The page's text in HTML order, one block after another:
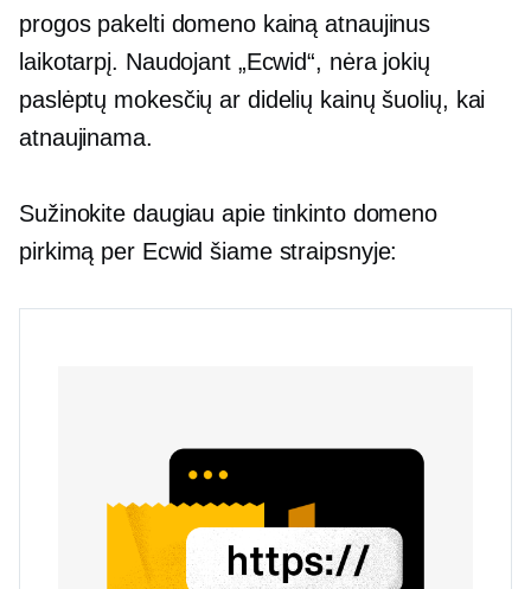
progos pakelti domeno kainą atnaujinus
laikotarpį. Naudojant „Ecwid“, nėra jokių
paslėptų mokesčių ar didelių kainų šuolių, kai
atnaujinama.
Sužinokite daugiau apie tinkinto domeno
pirkimą per Ecwid šiame straipsnyje: